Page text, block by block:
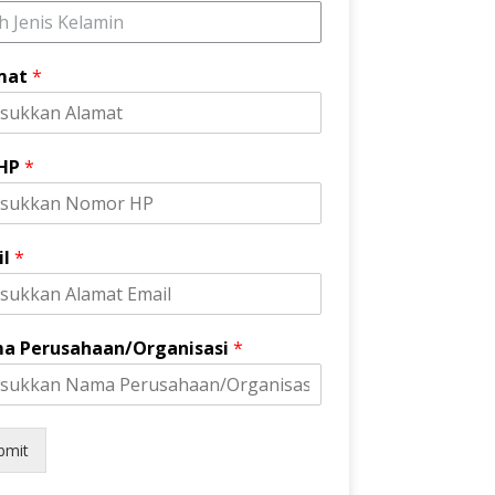
Jenis Kelamin
*
*
*
Perusahaan/Organisasi *